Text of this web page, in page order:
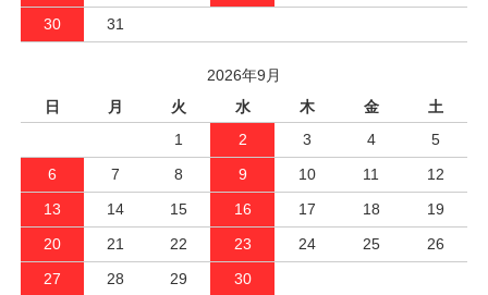
30
31
2026年9月
日
月 火 水 木 金
土
1
2 3 4
5
6
7 8 9 10 11
12
13
14 15 16 17 18
19
20
21 22 23 24 25
26
27
28 29 30